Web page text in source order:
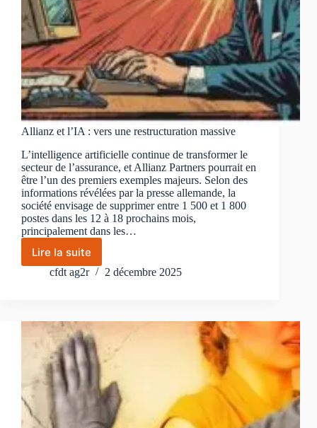
Allianz et l’IA : vers une restructuration massive
L’intelligence artificielle continue de transformer le
secteur de l’assurance, et Allianz Partners pourrait en
être l’un des premiers exemples majeurs. Selon des
informations révélées par la presse allemande, la
société envisage de supprimer entre 1 500 et 1 800
postes dans les 12 à 18 prochains mois,
principalement dans les…
Lire la suite
Allianz
et
une
restructuration
massive
cfdt ag2r 2 décembre 2025